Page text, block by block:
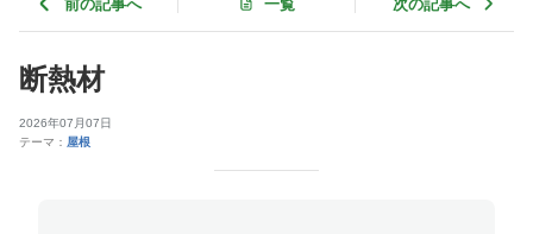
前の記事へ 一覧 次の記事へ
断熱材
2026年07月07日
テーマ： 屋根